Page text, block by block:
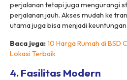
perjalanan tetapi juga mengurangi
perjalanan jauh. Akses mudah ke
utama juga bisa menjadi
Baca juga:10 Harga Rumah di BSD
Lokasi Terbaik
4. Fasilitas Modern